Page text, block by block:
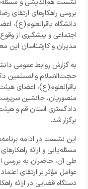
بررسی راهکارهای ارتقای
دانشگاه باقرالعلوم(ع)،
اجتماعی و پیشگیری از
مدیران و کارشناسان این
به گزارش روابط عمومی
حجت‌الاسلام والمسلمین
باقرالعلوم(ع)، اعضای
منصوریان، جانشین
دادگستری استان قم و
برگزار شد.
این نشست در ادامه
مسئله‌یابی و ارائه
طی آن، حاضران به بررسی
عوامل مؤثر بر ارتقای
دستگاه قضایی در ارائه